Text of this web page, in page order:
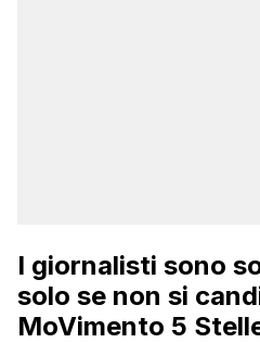
I giornalisti sono
solo se non si
MoVimento 5